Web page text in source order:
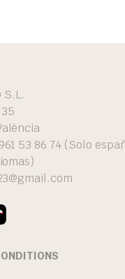
S.L.
53 86 74 (Solo